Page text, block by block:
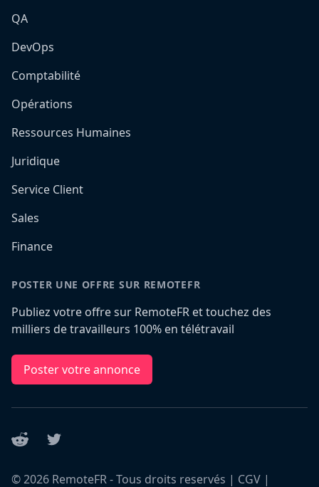
QA
DevOps
Comptabilité
Opérations
Ressources Humaines
Juridique
Service Client
Sales
Finance
POSTER UNE OFFRE SUR REMOTEFR
Publiez votre offre sur RemoteFR et touchez des
milliers de travailleurs 100% en télétravail
Poster votre annonce
Reddit Twitter
©2026 RemoteFR - Tous droits reservés | CGV |